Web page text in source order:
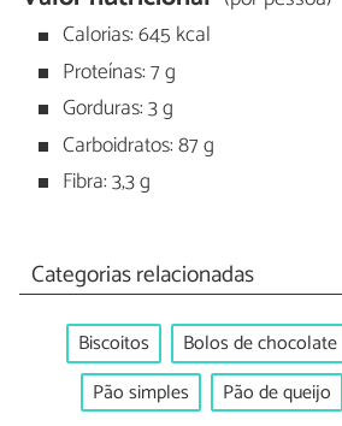
Calorias: 645 kcal
Proteínas: 7 g
Gorduras: 3 g
Carboidratos: 87 g
Fibra: 3,3 g
Categorias relacionadas
Biscoitos Bolos de chocolate
Pão simples
Pão de queijo